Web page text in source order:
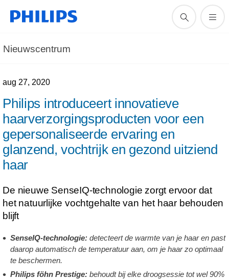
Nieuwscentrum
aug 27, 2020
Philips introduceert innovatieve
haarverzorgingsproducten voor een
gepersonaliseerde ervaring en
glanzend, vochtrijk en gezond uitziend
haar
De nieuwe SenseIQ-technologie zorgt ervoor dat
het natuurlijke vochtgehalte van het haar behouden
blijft
SenseIQ-technologie:detecteert de warmte van je haar en past
daarop automatisch de temperatuur aan, om je haar zo optimaal
te beschermen.
Philips föhn Prestige: behoudt bij elke droogsessie tot wel 90%